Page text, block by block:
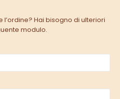
Hai bisogno di ulteriori
modulo.